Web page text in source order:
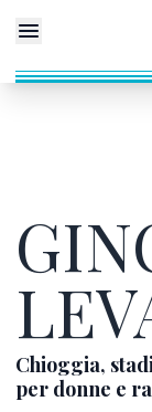
Chioggia,
per donne e